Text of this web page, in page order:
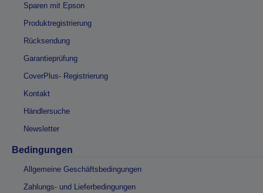
Sparen mit Epson
Produktregistrierung
Rücksendung
Garantieprüfung
CoverPlus- Registrierung
Kontakt
Händlersuche
Newsletter
Bedingungen
Allgemeine Geschäftsbedingungen
Zahlungs- und Lieferbedingungen